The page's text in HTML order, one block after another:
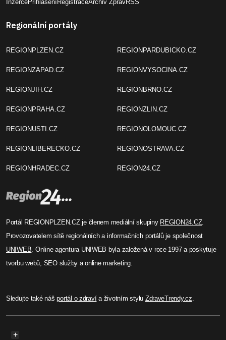
InzercePřihlášeníRegistraceArchiv ZprávRSS
Regionální portály
REGIONPLZEN.CZ
REGIONZAPAD.CZ
REGIONJIH.CZ
REGIONPRAHA.CZ
REGIONUSTI.CZ
REGIONLIBERECKO.CZ
REGIONHRADEC.CZ
REGIONPARDUBICKO.CZ
REGIONVYSOCINA.CZ
REGIONBRNO.CZ
REGIONZLIN.CZ
REGIONOLOMOUC.CZ
REGIONOSTRAVA.CZ
REGION24.CZ
Portál REGIONPLZEN.CZ je členem mediální skupiny REGION24.CZ.
Provozovatelem sítě regionálních a informačních portálů je společnost
UNIWEB. Online agentura UNIWEB byla založená v roce 1997 a poskytuje
tvorbu webů, SEO služby a online marketing.
Sledujte také nášportál o zdravía životním stylu ZdraveTrendy.cz.
+